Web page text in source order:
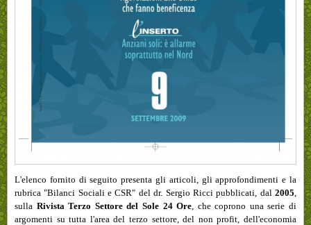
L'elenco fornito di seguito presenta gli articoli, gli approfondimenti e la
rubrica "Bilanci Sociali e CSR" del dr. Sergio Ricci pubblicati, dal 2005
sulla Rivista Terzo Settore del Sole 24 Ore , che coprono una serie di
argomenti su tutta l'area del terzo settore, del non profit, dell'economia